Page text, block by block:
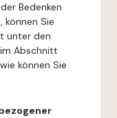
Bedenken
können Sie
unter den
Abschnitt
können Sie